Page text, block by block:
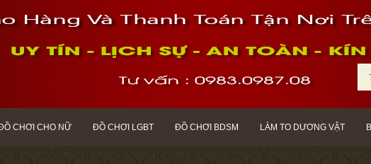
CHƠI CHO NỮ ĐỒ CHƠI LGBT ĐỒ CHƠI BDSM LÀM TO DƯƠNG VẬT